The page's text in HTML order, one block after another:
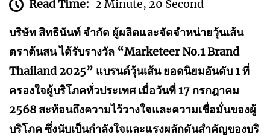
Read Time: 2 Minute, 20 Second
บริษัท สิทธินันท์ จำกัด ผู้ผลิตและจัดจำหน่ายวุ้นเส้น
ตราต้นสน ได้รับรางวัล “Marketeer No.1 Brand
Thailand 2025” แบรนด์วุ้นเส้น ยอดนิยมอันดับ 1 ที่
ครองใจผู้บริโภคทั่วประเทศ เมื่อวันที่ 17 กรกฎาคม
2568 สะท้อนถึงความไว้วางใจและความเชื่อมั่นของผู้
บริโภค ซึ่งนับเป็นกำลังใจและแรงผลักดันสำคัญของบริ